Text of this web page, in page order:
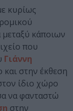
κυρίως
κάποιων
που
Γιάννη
και στην έκθεση
ίδιο χώρο
να φανταστώ
στην